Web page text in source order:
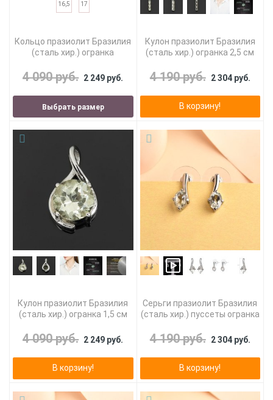
16,5 17
Кольцо празиолит Бразилия
(сталь хир.) огранка
4 090 руб. 2 249 руб.
Выбрать размер
Кулон празиолит Бразилия
(сталь хир.) огранка 2,5 см
4 190 руб. 2 304 руб.
В корзину!
Кулон празиолит Бразилия
(сталь хир.) огранка 1,5 см
4 090 руб. 2 249 руб.
В корзину!
Серьги празиолит Бразилия
(сталь хир.) пуссеты огранка
4 190 руб. 2 304 руб.
В корзину!